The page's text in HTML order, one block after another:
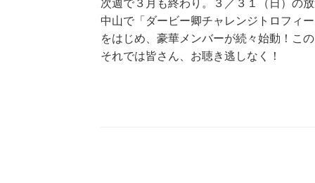
次週で３月も終わり。３／３１（日）の
中山で「ダービー卿チャレンジトロフィ
をはじめ、豪華メンバーが続々始動！こ
それでは皆さん、お聴き逃しなく！